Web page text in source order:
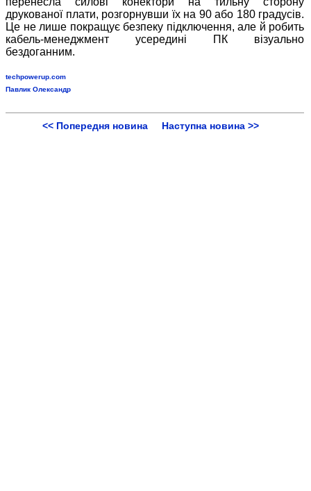
друкованої плати, розгорнувши їх на 90 або 180 градусів.
Це не лише покращує безпеку підключення, але й робить
кабель-менеджмент усередині ПК візуально
бездоганним.
techpowerup.com
Павлик Олександр
<< Попередня новина Наступна новина >>